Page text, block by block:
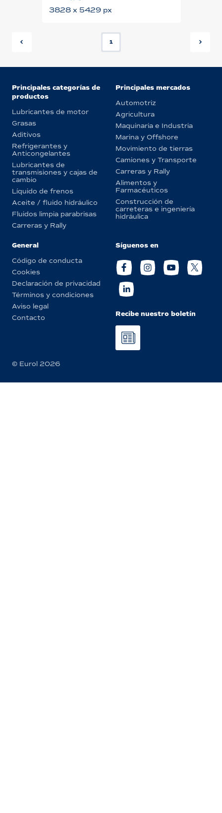
3828 x 5429 px
1
Principales categorías de
productos
Lubricantes de motor
Grasas
Aditivos
Refrigerantes y
Anticongelantes
Lubricantes de
transmisiones y cajas de
cambio
Líquido de frenos
Aceite / fluido hidráulico
Fluidos limpia parabrisas
Carreras y Rally
Principales mercados
Automotriz
Agricultura
Maquinaria e Industria
Marina y Offshore
Movimiento de tierras
Camiones y Transporte
Carreras y Rally
Alimentos y
Farmacéuticos
Construcción de
carreteras e ingeniería
hidráulica
General
Código de conducta
Cookies
Declaración de privacidad
Términos y condiciones
Aviso legal
Contacto
Síguenos en
Recibe nuestro boletín
© Eurol 2026